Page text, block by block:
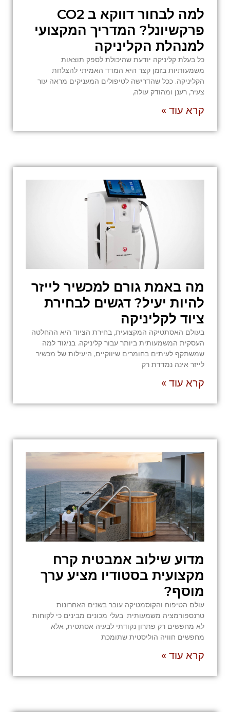
למה לבחור דווקא ב CO2
פרקשיונל? המדריך המקצועי
למנהלת הקליניקה
כל בעלת קליניקה יודעת שהיכולת לספק תוצאות
משמעותיות בזמן קצר היא המדד האמיתי להצלחת
הקליניקה. ככל שהדרישה לטיפולים המעניקים מראה עור
צעיר, רענן ומהודק עולה,
קרא עוד »
מה באמת גורם למכשיר לייזר
להיות יעיל? דגשים לבחירת
ציוד לקליניקה
בעולם האסתטיקה המקצועית, בחירת הציוד היא ההחלטה
העסקית המשמעותית ביותר עבור קליניקה. בניגוד למה
שמשתקף לעיתים בחומרים שיווקיים, היעילות של מכשיר
לייזר אינה נמדדת רק
קרא עוד »
מדוע שילוב אמבטית קרח
מקצועית בסטודיו מציע ערך
מוסף?
עולם הטיפוח והקוסמטיקה עובר בשנים האחרונות
טרנספורמציה משמעותית. בעלי מכונים מבינים כי לקוחות
לא מחפשים רק פתרון נקודתי לבעיה אסתטית, אלא
מחפשים חוויה הוליסטית שתומכת
קרא עוד »